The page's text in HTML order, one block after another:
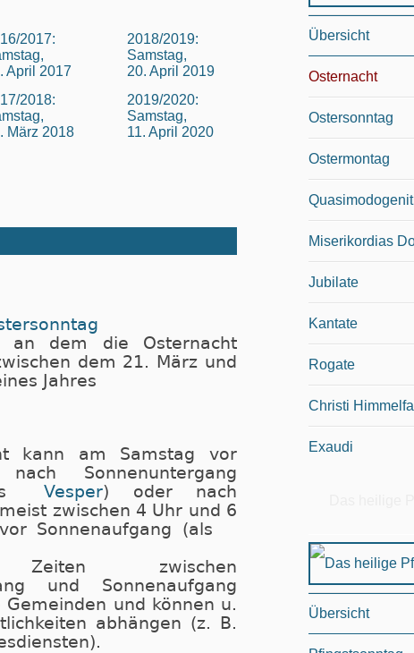
2017:
April 2017
2018:
März 2018
2018/2019:
Samstag,
20. April 2019
2019/2020:
Samstag,
11. April 2020
an dem die Osternacht
dem 21. März und
Jahres
kann am Samstag vor
nach Sonnenuntergang
Vesper) oder nach
zwischen 4 Uhr und 6
Sonnenaufgang (als
Zeiten zwischen
und Sonnenaufgang
Gemeinden und können u.
abhängen (z. B.
Übersicht
Osternacht
Ostersonntag
Ostermontag
Miserikordias
Jubilate
Kantate
Rogate
Christi
Exaudi
Übersicht